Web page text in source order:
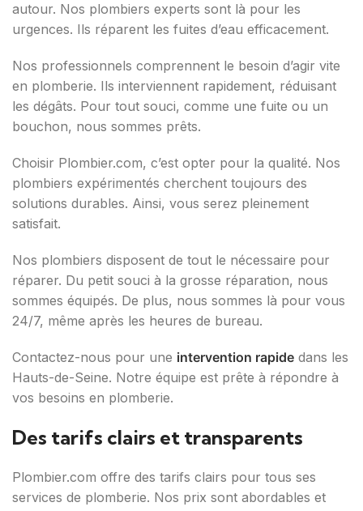
autour. Nos plombiers experts sont là pour les
urgences. Ils réparent les fuites d’eau efficacement.
Nos professionnels comprennent le besoin d’agir vite
en plomberie. Ils interviennent rapidement, réduisant
les dégâts. Pour tout souci, comme une fuite ou un
bouchon, nous sommes prêts.
Choisir Plombier.com, c’est opter pour la qualité. Nos
plombiers expérimentés cherchent toujours des
solutions durables. Ainsi, vous serez pleinement
satisfait.
Nos plombiers disposent de tout le nécessaire pour
réparer. Du petit souci à la grosse réparation, nous
sommes équipés. De plus, nous sommes là pour vous
24/7, même après les heures de bureau.
Contactez-nous pour une intervention rapide dans les
Hauts-de-Seine. Notre équipe est prête à répondre à
vos besoins en plomberie.
Des tarifs clairs et transparents
Plombier.com offre des tarifs clairs pour tous ses
services de plomberie. Nos prix sont abordables et